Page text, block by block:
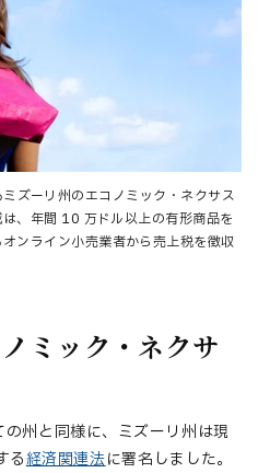
ズーリ州のエコノミック・ネクサス
、年間 10 万ドル以上の有形商品を
ンライン小売業者から売上税を徴収
ミック・ネクサ
州と同様に、ミズーリ州は現
る経済関連法に署名しました。